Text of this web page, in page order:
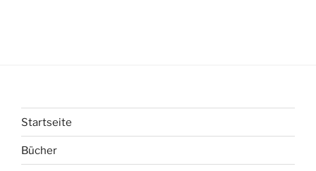
Startseite
Bücher